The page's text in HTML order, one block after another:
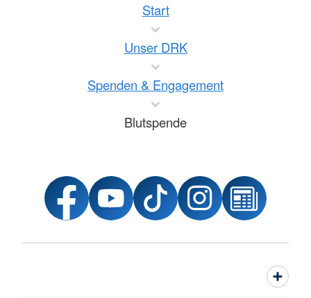
Start
Unser DRK
Spenden & Engagement
Blutspende